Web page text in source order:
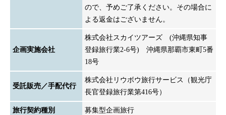
ので、予めご了承ください。その場合に
よる返金はございません。
企画実施会社
株式会社スカイツアーズ (沖縄県知事
登録旅行業2-6号) 沖縄県那覇市東町5番
18号
受託販売／手配代行
株式会社リウボウ旅行サービス（観光庁
長官登録旅行業第416号）
旅行契約種別 募集型企画旅行